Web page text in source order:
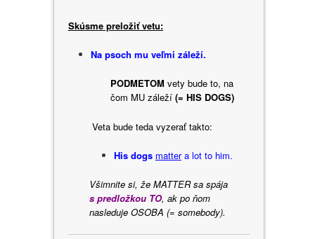
Skúsme preložiť vetu:
Na psoch mu veľmi záleží.
PODMETOM vety bude to, na
čom MU záleží(= HIS DOGS)
Veta bude teda vyzerať takto:
His dogs mattera lot to him.
Všimnite si, že MATTER sa spája
s predložkou TO, ak po ňom
nasleduje OSOBA (= somebody).